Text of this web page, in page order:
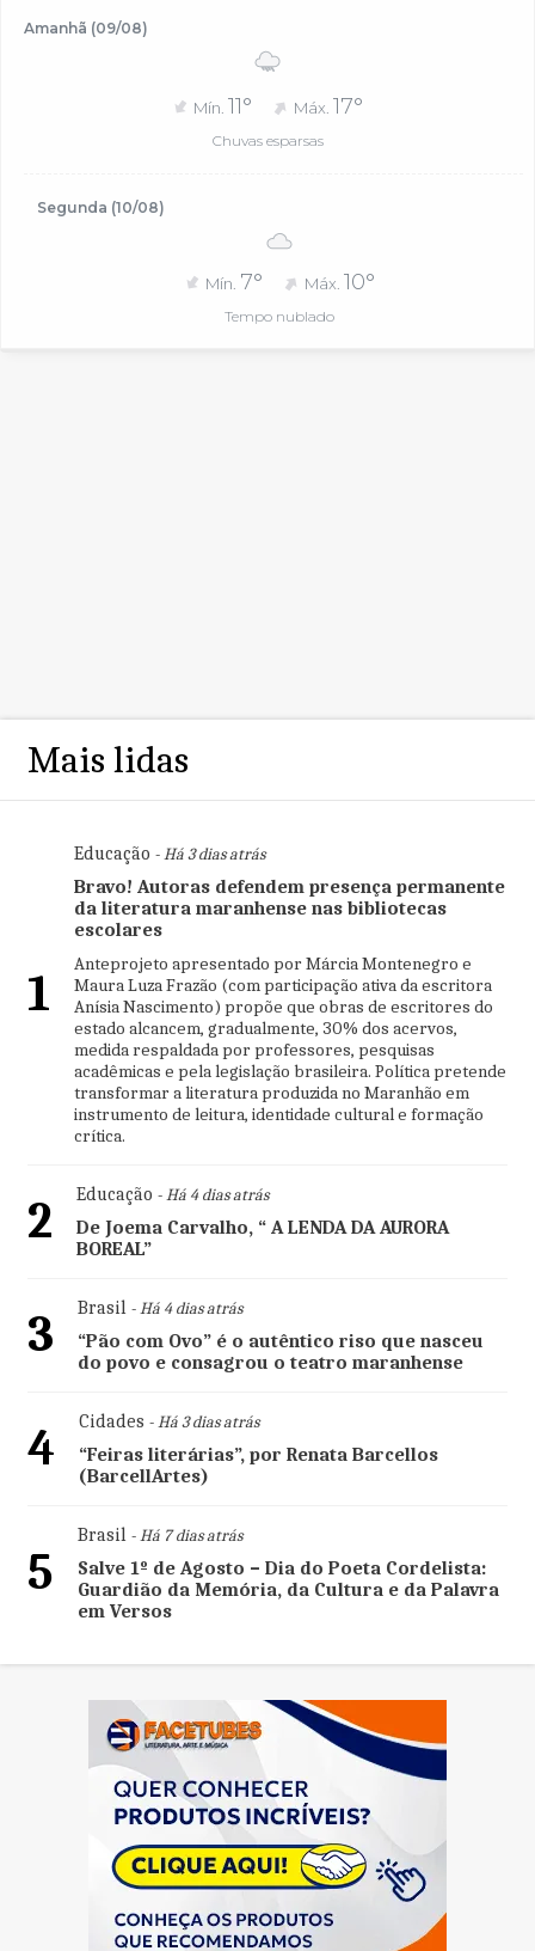
Amanhã (09/08)
Mín. 11° Máx. 17°
Chuvas esparsas
Segunda (10/08)
Mín. 7° Máx. 10°
Tempo nublado
Mais lidas
1
Educação - Há 3 dias atrás
Bravo! Autoras defendem presença permanente
da literatura maranhense nas bibliotecas
escolares
Anteprojeto apresentado por Márcia Montenegro e
Maura Luza Frazão (com participação ativa da escritora
Anísia Nascimento) propõe que obras de escritores do
estado alcancem, gradualmente, 30% dos acervos,
medida respaldada por professores, pesquisas
acadêmicas e pela legislação brasileira. Política pretende
transformar a literatura produzida no Maranhão em
instrumento de leitura, identidade cultural e formação
crítica.
2 Educação - Há 4 dias atrás
De Joema Carvalho, “ A LENDA DA AURORA
BOREAL”
3 Brasil- Há 4 dias atrás
“Pão com Ovo” é o autêntico riso que nasceu
do povo e consagrou o teatro maranhense
4 Cidades - Há 3 dias atrás
“Feiras literárias”, por Renata Barcellos
(BarcellArtes)
5
Brasil- Há 7 dias atrás
Salve 1º de Agosto – Dia do Poeta Cordelista:
Guardião da Memória, da Cultura e da Palavra
em Versos